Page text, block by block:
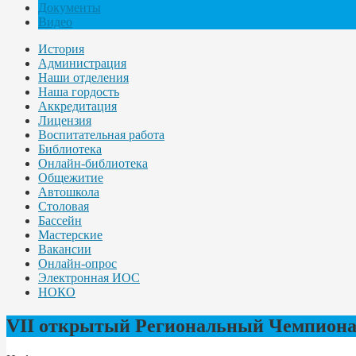
Документы
Видео
История
Администрация
Наши отделения
Наша гордость
Аккредитация
Лицензия
Воспитательная работа
Библиотека
Онлайн-библиотека
Общежитие
Автошкола
Столовая
Бассейн
Мастерские
Вакансии
Онлайн-опрос
Электронная ИОС
НОКО
VII открытый Региональный